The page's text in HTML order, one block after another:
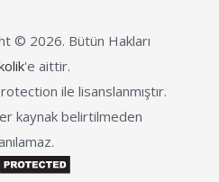
© 2026. Bütün Hakları
'e aittir.
ile lisanslanmıştır.
kaynak belirtilmeden